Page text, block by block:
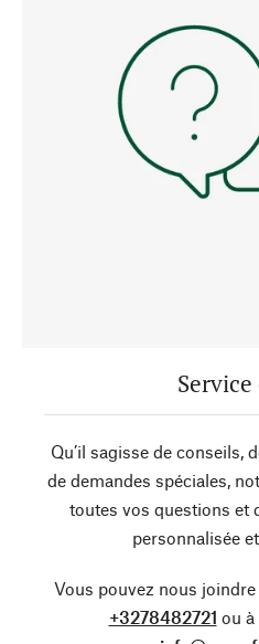
Qu’il sagisse de conseils,
de demandes spéciales,
toutes vos questions et
personnalisée
Vous pouvez nous
+3278482721 ou